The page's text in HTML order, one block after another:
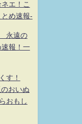
エ！こ
め速報-
永遠の
報！一
す！
おいぬ
おもし